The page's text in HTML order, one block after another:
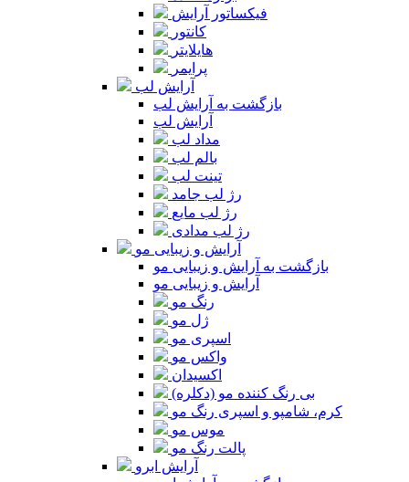
فیکساتور آرایش
کانتور
هایلایتر
پرایمر
آرایش لب
بازگشت به آرایش لب
آرایش لب
مداد لب
بالم لب
تینت لب
رژ لب جامد
رژ لب مایع
رژ لب مدادی
آرایش و زیبایی مو
بازگشت به آرایش و زیبایی مو
آرایش و زیبایی مو
رنگ مو
ژل مو
اسپری مو
واکس مو
اکسیدان
بی رنگ کننده مو (دکلره)
کرم، شامپو و اسپری رنگ مو
موس مو
پالت رنگ مو
آرایش ابرو